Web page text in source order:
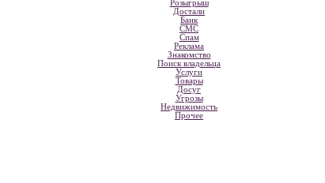
Розыгрыш
Достали
Банк
СМС
Спам
Реклама
Знакомство
Поиск владельца
Услуги
Товары
Досуг
Угрозы
Недвижимость
Прочее